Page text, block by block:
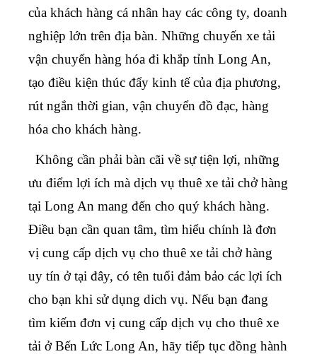
của khách hàng cá nhân hay các công ty, doanh
nghiệp lớn trên địa bàn. Những chuyến xe tải
vận chuyển hàng hóa đi khắp tỉnh Long An,
tạo điều kiện thúc đẩy kinh tế của địa phương,
rút ngắn thời gian, vận chuyển đồ đạc, hàng
hóa cho khách hàng.
Không cần phải bàn cãi về sự tiện lợi, những
ưu điểm lợi ích mà dịch vụ thuê xe tải chở hàng
tại Long An mang đến cho quý khách hàng.
Điều bạn cần quan tâm, tìm hiểu chính là đơn
vị cung cấp dịch vụ cho thuê xe tải chở hàng
uy tín ở tại đây, có tên tuổi đảm bảo các lợi ích
cho bạn khi sử dụng dich vụ. Nếu bạn đang
tìm kiếm đơn vị cung cấp dịch vụ cho thuê xe
tải ở Bến Lức Long An, hãy tiếp tục đồng hành